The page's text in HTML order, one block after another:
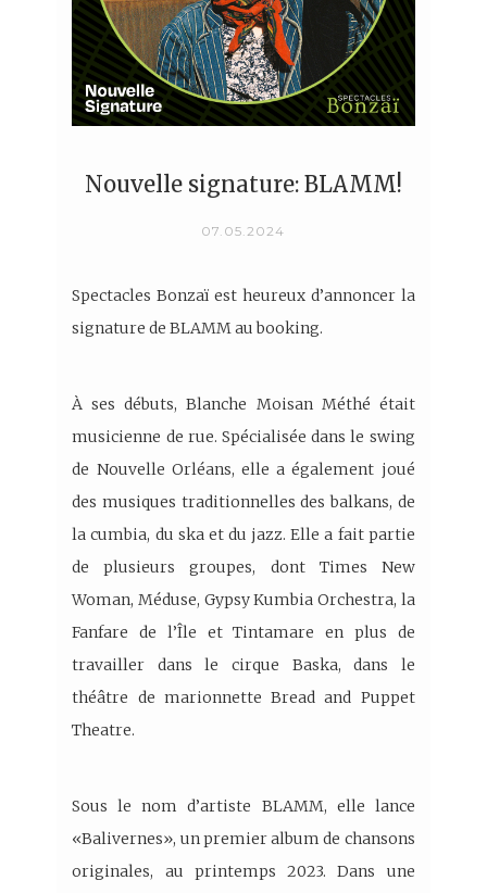
Nouvelle signature: BLAMM!
07.05.2024
Spectacles Bonzaï est heureux d’annoncer la
signature de BLAMM au booking.
À ses débuts, Blanche Moisan Méthé était
musicienne de rue. Spécialisée dans le swing
de Nouvelle Orléans, elle a également joué
des musiques traditionnelles des balkans, de
la cumbia, du ska et du jazz. Elle a fait partie
de plusieurs groupes, dont Times New
Woman, Méduse, Gypsy Kumbia Orchestra, la
Fanfare de l’Île et Tintamare en plus de
travailler dans le cirque Baska, dans le
théâtre de marionnette Bread and Puppet
Theatre.
Sous le nom d’artiste BLAMM, elle lance
«Balivernes», un premier album de chansons
originales, au printemps 2023. Dans une